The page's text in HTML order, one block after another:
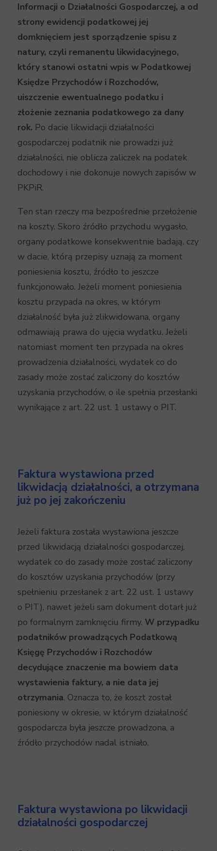
Informacji o Działalności Gospodarczej, a od
strony ewidencji podatkowej jej
domknięciem jest sporządzenie spisu z
natury, czyli remanentu likwidacyjnego,
który stanowi ostatni wpis w Podatkowej
Księdze Przychodów i Rozchodów,
uiszczenie ewentualnego podatku i
złożenie zeznania podatkowego za dany
rok. Po dacie likwidacji działalności
gospodarczej podatnik nie prowadzi już
działalności, nie oblicza zaliczek na podatek
dochodowy i nie dokonuje nowych zapisów w
PKPiR.
Ten stan rzeczy ma bezpośrednie przełożenie
na koszty. Skoro źródło przychodu wygasło,
organy podatkowe konsekwentnie badają, czy
w dacie, którą przepisy uznają za moment
poniesienia kosztu, źródło to jeszcze
funkcjonowało. Jeżeli moment poniesienia
kosztu przypada na okres, w którym
działalność była już zlikwidowana, organy
odmawiają prawa do ujęcia wydatku. Jeżeli
natomiast moment ten przypada na okres
prowadzenia działalności, wydatek co do
zasady może zostać zaliczony do kosztów
uzyskania przychodów, o ile spełnia przesłanki
wynikające z art. 22 ust. 1 ustawy o PIT.
Faktura wystawiona przed
likwidacją działalności, a otrzymana
już po jej zakończeniu
Jeżeli faktura została wystawiona jeszcze
przed likwidacją działalności gospodarczej,
wydatek co do zasady może zostać zaliczony
do kosztów uzyskania przychodów (przy
spełnieniu przesłanek z art. 22 ust. 1 ustawy
o PIT), nawet jeżeli sam dokument dotarł już
po formalnym zamknięciu firmy. W przypadku
podatników prowadzących Podatkową
Księgę Przychodów i Rozchodów
decydujące znaczenie ma bowiem data
wystawienia faktury, a nie data jej
otrzymania. Oznacza to, że koszt został
poniesiony w okresie, w którym działalność
gospodarcza była jeszcze prowadzona, a
źródło przychodów nadal istniało.
Faktura wystawiona po likwidacji
działalności gospodarczej